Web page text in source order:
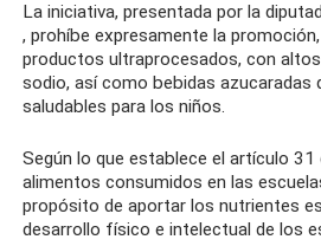
La iniciativa, presentada por la
, prohíbe expresamente la
productos ultraprocesados, con
sodio, así como bebidas azucaradas
saludables para los niños.
Según lo que establece el artículo 31
alimentos consumidos en las
propósito de aportar los nutrientes
desarrollo físico e intelectual de los